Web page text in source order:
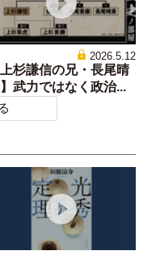
2026.5.12
上杉謙信の兄・長尾晴
武力ではなく政治...